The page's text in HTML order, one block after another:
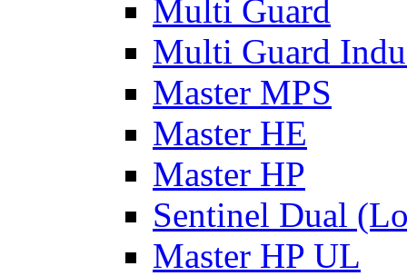
Multi Guard
Multi Guard
Master MPS
Master HE
Master HP
Sentinel Dual
Master HP UL